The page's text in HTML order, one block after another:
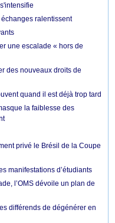
ralentissent
une escalade « hors de
des nouveaux droits de
quand il est déjà trop tard
la faiblesse des
privé le Brésil de la Coupe
manifestations d’étudiants
l’OMS dévoile un plan de
différends de dégénérer en